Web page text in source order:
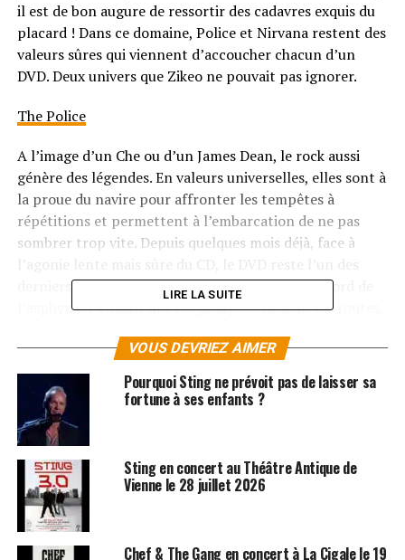
il est de bon augure de ressortir des cadavres exquis du
placard ! Dans ce domaine, Police et Nirvana restent des
valeurs sûres qui viennent d’accoucher chacun d’un
DVD. Deux univers que Zikeo ne pouvait pas ignorer.
The Police
A l’image d’un Che ou d’un James Dean, le rock aussi
génère des légendes. En valeurs universelles, elles sont à
la proue du navire pour affronter les tempêtes à
répétitions et permettent à l’embarcation de ne pas
sombrer trop vite. Depuis quelques mois déjà, face à
derniers vestiges encore viable d’un empire au bord de
l’asphyxie. Pendant que les groupes écument les routes,
sortir et ramènent à la surface des archives qui, sans
aucune crise, seraient peut-être restées inexploitées
encore des décennies. Dans cette logique, il est normal
(voir nécessaire) de préserver la mémoire de quelques
défunts dont on exhume les restes afin de combler
l’appétit toujours grandissant des fans.
2007 semble l’année idéale pour cela, puisque cette date
coïncide avec le trentième anniversaire d’un tube du
groupe Police : Roxanne. Selon un message sur le site de
LIRE LA SUITE
VOUS DEVRIEZ AIMER
Pourquoi Sting ne prévoit pas de laisser sa
fortune à ses enfants ?
Sting en concert au Théâtre Antique de
Vienne le 28 juillet 2026
Chef & The Gang en concert à La Cigale le 19